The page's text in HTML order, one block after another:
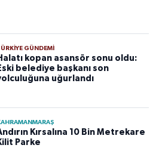
GÜNDEMI
kopan asansör sonu oldu:
belediye başkanı son
uğurlandı
Kırsalına 10 Bin Metrekare
Parke